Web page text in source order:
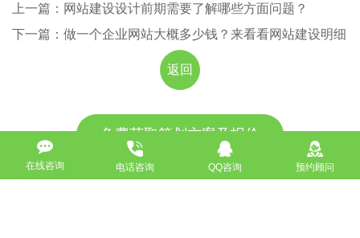
上一篇：网站建设设计前期需要了解哪些方面问题？
下一篇：做一个企业网站大概多少钱？来看看网站建设明细
返回
免费获取策划方案及报价
联系专业的商务顾问，制定方案，专业设计，一对一咨询及其
在线咨询 电话咨询 QQ咨询 预约顾问